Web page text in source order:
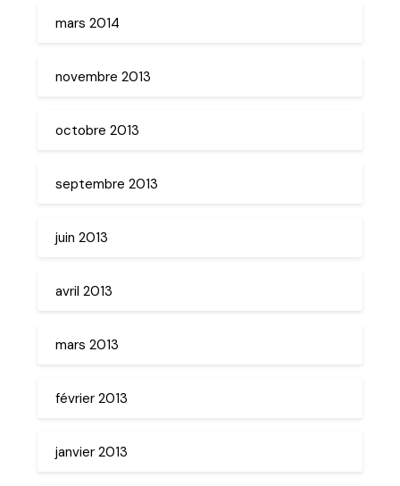
mars 2014
novembre 2013
octobre 2013
septembre 2013
juin 2013
avril 2013
mars 2013
février 2013
janvier 2013